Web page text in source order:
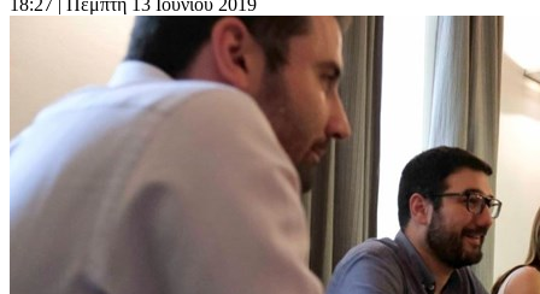
18:27 | Πέμπτη 13 Ιουνίου 2019